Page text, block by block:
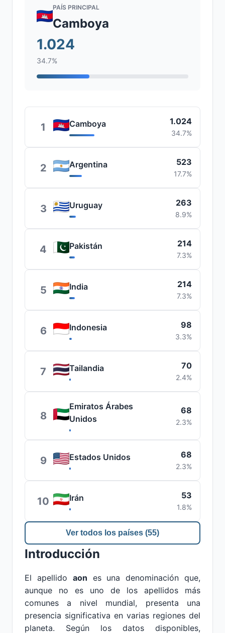
PAÍS PRINCIPAL
Camboya
1.024
34.7%
1 Camboya 1.024
34.7%
2 Argentina 523
17.7%
3 Uruguay 263
8.9%
4 Pakistán 214
7.3%
5 India 214
7.3%
6 Indonesia 98
3.3%
7 Tailandia 70
2.4%
8
Emiratos Árabes
Unidos
68
2.3%
9 Estados Unidos 68
2.3%
10 Irán 53
1.8%
Ver todos los países (55)
Introducción
El apellido aon es una denominación que,
aunque no es uno de los apellidos más
comunes a nivel mundial, presenta una
presencia significativa en varias regiones del
planeta. Según los datos disponibles,